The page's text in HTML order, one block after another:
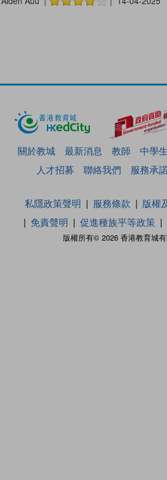
關於教城 最新消息 教師 中學生
人才招募
聯絡我們 服務承
版權所有© 2026 香港教育城
私隱政策聲明 服務條款
版權
免責聲明
促進種族平等政策